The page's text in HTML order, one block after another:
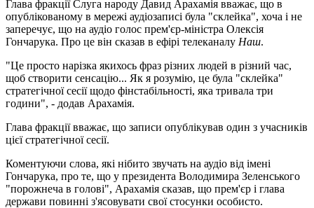
Глава фракції Слуга народу Давид Арахамія вважає, що в
опублікованому в мережі аудіозаписі була "склейка", хоча і не
заперечує, що на аудіо голос прем'єр-міністра Олексія
Гончарука. Про це він сказав в ефірі телеканалу Наш.
"Це просто нарізка якихось фраз різних людей в різний час,
щоб створити сенсацію... Як я розумію, це була "склейка"
стратегічної сесії щодо фінстабільності, яка тривала три
години", - додав Арахамія.
Глава фракції вважає, що записи опублікував один з учасників
цієї стратегічної сесії.
Коментуючи слова, які нібито звучать на аудіо від імені
Гончарука, про те, що у президента Володимира Зеленського
"порожнеча в голові", Арахамія сказав, що прем'єр і глава
держави повинні з'ясовувати свої стосунки особисто.